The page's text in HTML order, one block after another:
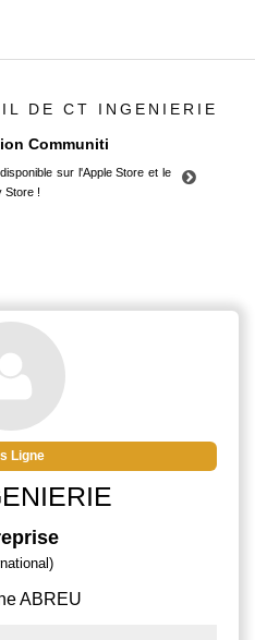
DE CT INGENIERIE
Communiti
sur l'Apple Store et le
Store !
Store !
Ligne
ABREU